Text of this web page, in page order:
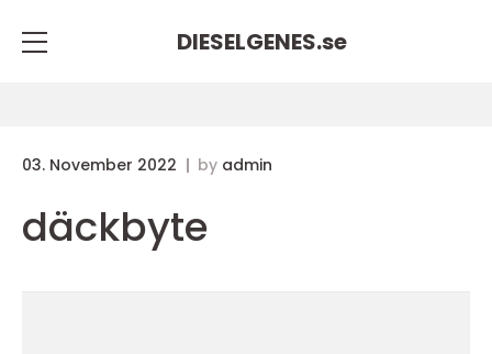
DIESELGENES.se
03. November 2022 by admin
däckbyte